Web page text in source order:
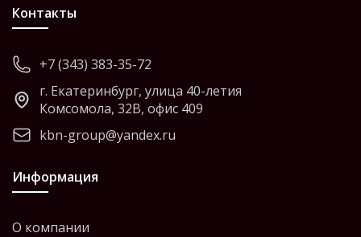
Контакты
+7 (343) 383-35-72
г. Екатеринбург, улица 40-летия
Комсомола, 32В, офис 409
kbn-group@yandex.ru
Информация
О компании